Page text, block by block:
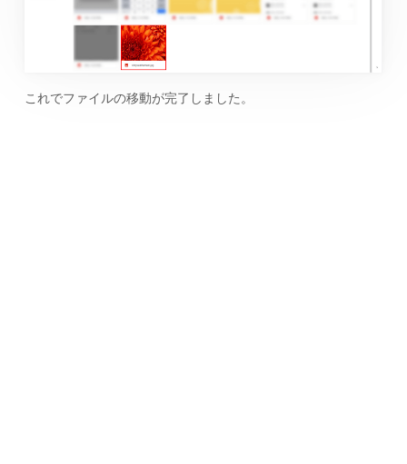
これでファイルの移動が完了しました。